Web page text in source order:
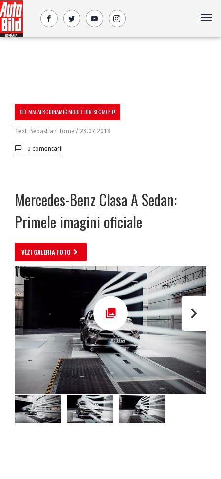
CEL MAI AERODINAMIC MODEL DIN SEGMENT!
Text: Sebastian Toma / 23.07.2018
0 comentarii
Mercedes-Benz Clasa A Sedan:
Primele imagini oficiale
VEZI GALERIA FOTO